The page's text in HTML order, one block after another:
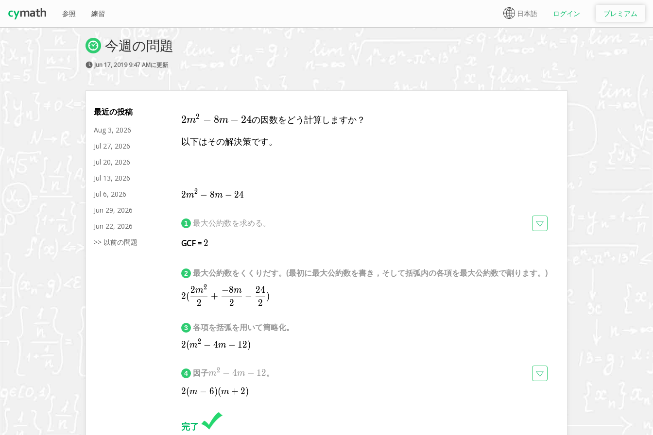
参照 練習 プレミアム
ログイン
日本語
今週の問題
Jun 17, 2019 9:47 AMに更新
最近の投稿
Aug 3, 2026
Jul 27, 2026
Jul 20, 2026
Jul 13, 2026
Jul 6, 2026
Jun 29, 2026
Jun 22, 2026
>> 以前の問題
2{m}^{2}-8m-
2m2 − 8m − 24の因数をどう計算しますか？
以下はその解決策です。
2{m}^{2}-8m-24
2m2 − 8m − 24
1
最大公約数を求める。
GCF = 2
2
2
最大公約数をくくりだす。(最初に最大公約数を書き，そして括弧内の各項を最大公約数で割ります。)
2(\frac{2{m}^{2}}{2}+\frac{-8m}{2}-\frac{24}{2})
2(
2
2m2
+
2
−8m
−
2
24
)
3
各項を括弧を用いて簡略化。
2({m}^{2}-4m-12)
2(m2 − 4m − 12)
4 因子{m}^{2}-4m-
m2 − 4m − 12。
2(m-6)(m+2)
2(m − 6)(m + 2)
完了